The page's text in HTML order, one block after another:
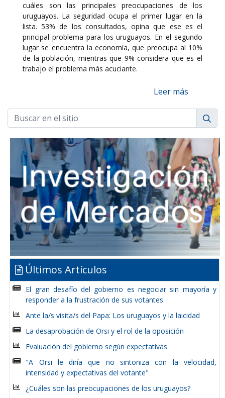
cuáles son las principales preocupaciones de los
uruguayos. La seguridad ocupa el primer lugar en la
lista. 53% de los consultados, opina que ese es el
principal problema para los uruguayos. En el segundo
lugar se encuentra la economía, que preocupa al 10%
de la población, mientras que 9% considera que es el
trabajo el problema más acuciante.
Leer más
Últimos Artículos
El gran desafío del gobierno es negociar sin mayoría y
responder a la frustración de sus votantes
Ante la/s visita/s del Papa: Los uruguayos y la laicidad
La desaprobación de Orsi y el rol de la oposición
Evaluación del gobierno según expectativas
"A Orsi le diría que no sintoniza con la velocidad,
intensidad y expectativas del votante"
¿Cuáles son las preocupaciones de los uruguayos?